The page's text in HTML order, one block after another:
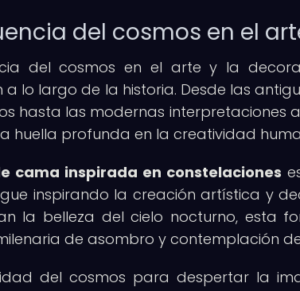
del cosmos en el
del cosmos en el arte y la
a lo largo de la historia. Desde las
hasta las modernas interpretaciones
huella profunda en la creatividad
cama inspirada en constelaciones
inspirando la creación artística y
la belleza del cielo nocturno, esta
de asombro y contemplación
del cosmos para despertar la